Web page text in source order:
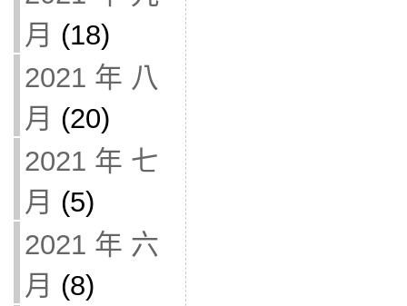
月 (18)
2021 年 八
月 (20)
2021 年 七
月 (5)
2021 年 六
月 (8)